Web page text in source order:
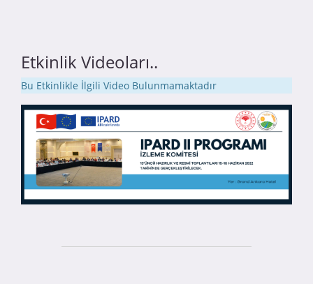
Etkinlik Videoları..
Bu Etkinlikle İlgili Video Bulunmamaktadır